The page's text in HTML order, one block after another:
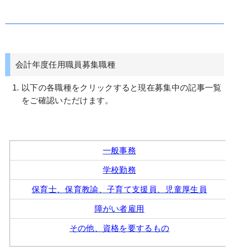
会計年度任用職員募集職種
以下の各職種をクリックすると現在募集中の記事一覧
をご確認いただけます。
一般事務
学校勤務
保育士、保育教諭、子育て支援員、児童厚生員
障がい者雇用
その他、資格を要するもの